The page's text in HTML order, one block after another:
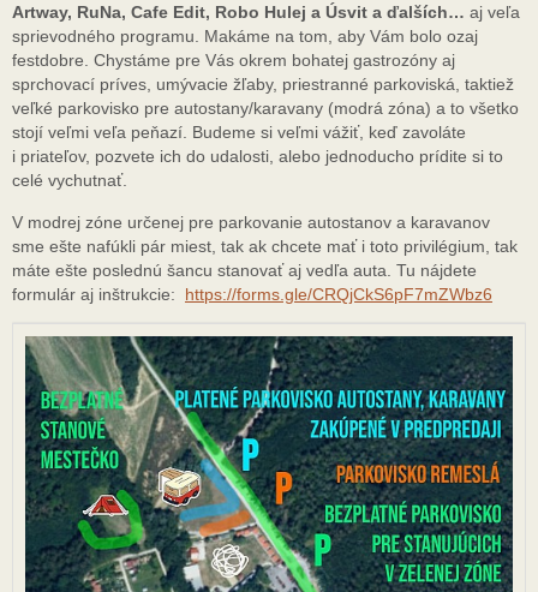
Artway, RuNa, Cafe Edit, Robo Hulej a Úsvit a ďalších… aj veľa
sprievodného programu. Makáme na tom, aby Vám bolo ozaj
festdobre. Chystáme pre Vás okrem bohatej gastrozóny aj
sprchovací príves, umývacie žľaby, priestranné parkoviská, taktiež
veľké parkovisko pre autostany/karavany (modrá zóna) a to všetko
stojí veľmi veľa peňazí. Budeme si veľmi vážiť, keď zavoláte
i priateľov, pozvete ich do udalosti, alebo jednoducho prídite si to
celé vychutnať.
V modrej zóne určenej pre parkovanie autostanov a karavanov
sme ešte nafúkli pár miest, tak ak chcete mať i toto privilégium, tak
máte ešte poslednú šancu stanovať aj vedľa auta. Tu nájdete
formulár aj inštrukcie: https://forms.gle/CRQjCkS6pF7mZWbz6